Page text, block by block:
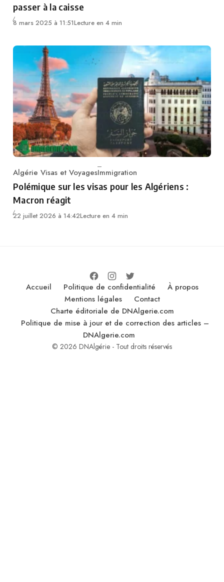
passer à la caisse
8 mars 2025 à 11:51Lecture en 4 min
Category
Algérie Visas et VoyagesImmigration
Polémique sur les visas pour les Algériens :
Macron réagit
22 juillet 2026 à 14:42Lecture en 4 min
Accueil Politique de confidentialité
À propos
Mentions légales
Contact
Charte éditoriale de DNAlgerie.com
Politique de mise à jour et de correction des articles –
DNAlgerie.com
© 2026 DNAlgérie - Tout droits réservés